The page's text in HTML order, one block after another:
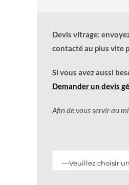
Devis vitrage:
contacté au plus vite
Si vous avez aussi
Demander un devis
Afin de vous servir au